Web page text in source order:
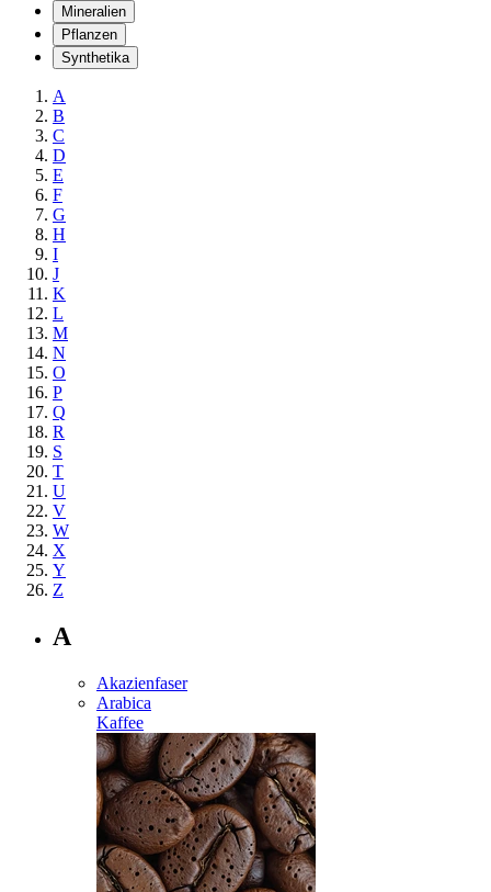
Mineralien
Pflanzen
Synthetika
A
B
C
D
E
F
G
H
I
J
K
L
M
N
O
P
Q
R
S
T
U
V
W
X
Y
Z
A
Akazienfaser
Arabica
Kaffee